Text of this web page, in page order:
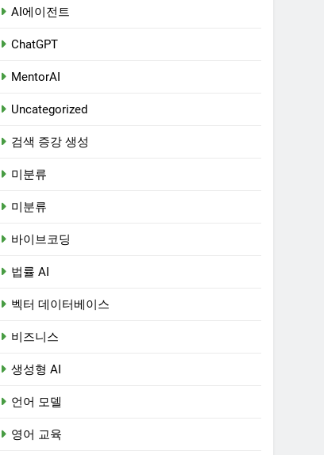
AI에이전트
ChatGPT
MentorAI
Uncategorized
검색 증강 생성
미분류
미분류
바이브코딩
법률 AI
벡터 데이터베이스
비즈니스
생성형 AI
언어 모델
영어 교육